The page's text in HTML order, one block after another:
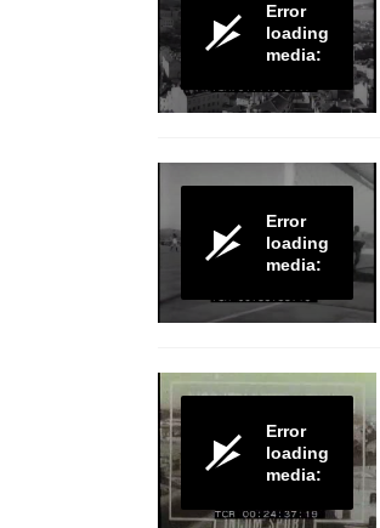
Error
loading
media:
Error
loading
media:
Error
loading
media: